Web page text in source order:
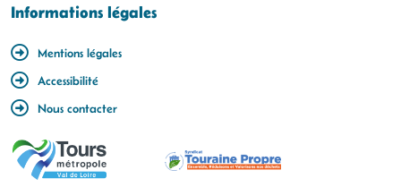
Informations légales
Mentions légales
Accessibilité
Nous contacter